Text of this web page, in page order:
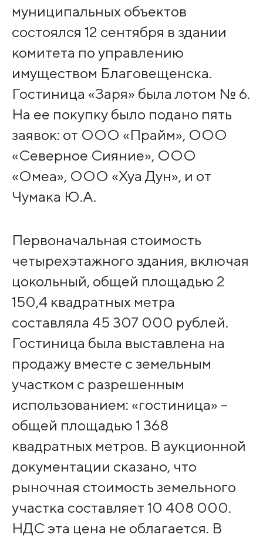
муниципальных объектов
состоялся 12 сентября в здании
комитета по управлению
имуществом Благовещенска.
Гостиница «Заря» была лотом № 6.
На ее покупку было подано пять
заявок: от ООО «Прайм», ООО
«Северное Сияние», ООО
«Омеа», ООО «Хуа Дун», и от
Чумака Ю.А.
Первоначальная стоимость
четырехэтажного здания, включая
цокольный, общей площадью 2
150,4 квадратных метра
составляла 45 307 000 рублей.
Гостиница была выставлена на
продажу вместе с земельным
участком с разрешенным
использованием: «гостиница» –
общей площадью 1 368
квадратных метров. В аукционной
документации сказано, что
рыночная стоимость земельного
участка составляет 10 408 000.
НДС эта цена не облагается. В